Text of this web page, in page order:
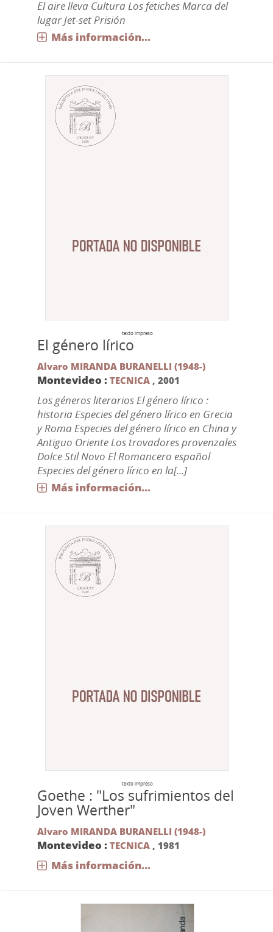
El aire lleva Cultura Los fetiches Marca del
lugar Jet-set Prisión
Más información...
texto impreso
El género lírico
Alvaro MIRANDA BURANELLI (1948-)
Montevideo : TECNICA, 2001
Los géneros literarios El género lírico :
historia Especies del género lírico en Grecia
y Roma Especies del género lírico en China y
Antiguo Oriente Los trovadores provenzales
Dolce Stil Novo El Romancero español
Especies del género lírico en la[...]
Más información...
texto impreso
Goethe : "Los sufrimientos del
Joven Werther"
Alvaro MIRANDA BURANELLI (1948-)
Montevideo : TECNICA, 1981
Más información...